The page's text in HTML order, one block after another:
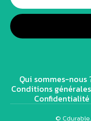
Qui sommes-nous
Conditions générales
Confidentialité
©